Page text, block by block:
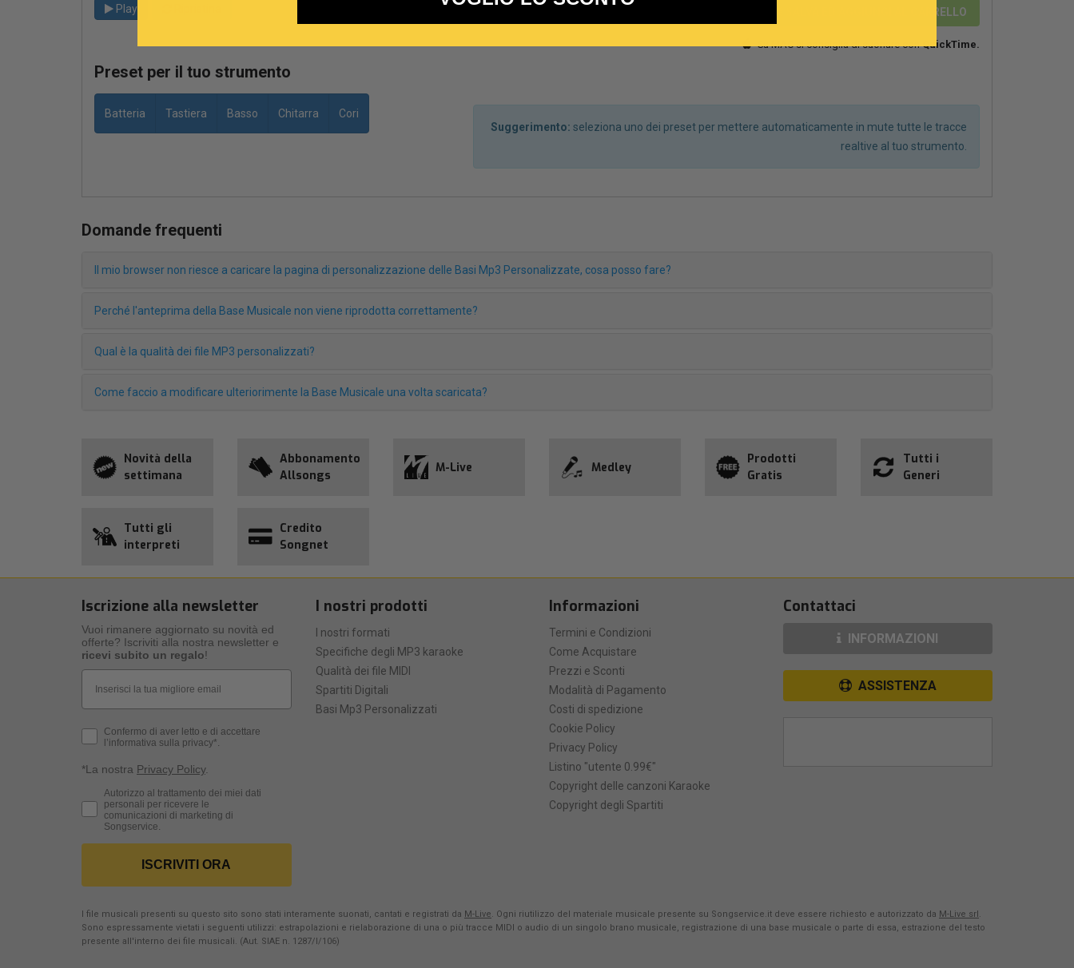
Play SALVA ED AGGIUNGI AL CARRELLO
Su MAC si consiglia di suonare conQuickTime.
Preset per il tuo strumento
Batteria Tastiera Basso Chitarra
Cori
Suggerimento: seleziona uno dei preset per mettere automaticamente in mute tutte le tracce
realtive al tuo strumento.
Domande frequenti
Il mio browser non riesce a caricare la pagina di personalizzazione delle Basi Mp3 Personalizzate, cosa posso fare?
Perché l'anteprima della Base Musicale non viene riprodotta correttamente?
Qual è la qualità dei file MP3 personalizzati?
Come faccio a modificare ulteriorimente la Base Musicale una volta scaricata?
Novità della
settimana
Abbonamento
Allsongs
M-Live Medley
Prodotti
Gratis
Tutti i
Generi
Tutti gli
interpreti
Credito
Songnet
Iscrizione alla newsletter
Vuoi rimanere aggiornato su novità ed
offerte? Iscriviti alla nostra newsletter e
ricevi subito un regalo!
Privacy Policy
Confermo di aver letto e di accettare
l’informativa sulla privacy*.
*La nostra Privacy Policy.
Consenso Marketing
Autorizzo al trattamento dei miei dati
personali per ricevere le
comunicazioni di marketing di
Songservice.
ISCRIVITI ORA
I nostri prodotti
I nostri formati
Specifiche degli MP3 karaoke
Qualità dei file MIDI
Spartiti Digitali
Basi Mp3 Personalizzati
Informazioni
Termini e Condizioni
Come Acquistare
Prezzi e Sconti
Modalità di Pagamento
Costi di spedizione
Cookie Policy
Privacy Policy
Listino "utente 0.99€"
Copyright delle canzoni Karaoke
Copyright degli Spartiti
Contattaci
INFORMAZIONI
ASSISTENZA
I file musicali presenti su questo sito sono stati interamente suonati, cantati e registrati da M-Live. Ogni riutilizzo del materiale musicale presente su Songservice.it deve essere richiesto e autorizzato da M-Live srl .
Sono espressamente vietati i seguenti utilizzi: estrapolazioni e rielaborazione di una o più tracce MIDI o audio di un singolo brano musicale, registrazione di una base musicale o parte di essa, estrazione del testo
presente all'interno dei file musicali. (Aut. SIAE n. 1287/I/106)